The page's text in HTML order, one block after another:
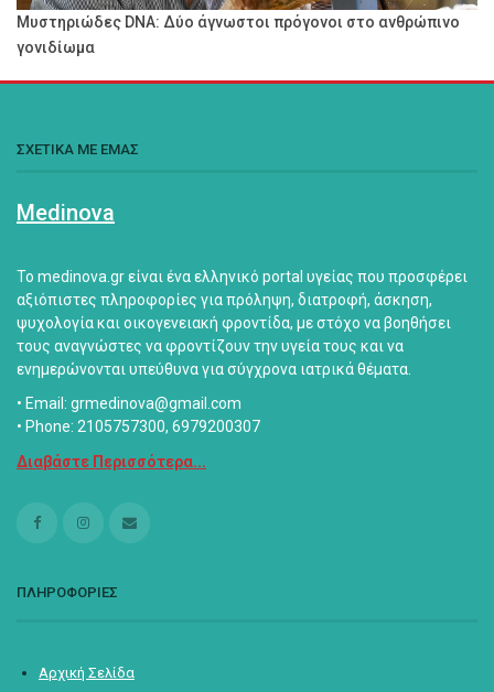
Μυστηριώδες DNA: Δύο άγνωστοι πρόγονοι στο ανθρώπινο
γονιδίωμα
ΣΧΕΤΙΚΑ ΜΕ ΕΜΑΣ
Medinova
Το medinova.gr είναι ένα ελληνικό portal υγείας που προσφέρει
αξιόπιστες πληροφορίες για πρόληψη, διατροφή, άσκηση,
ψυχολογία και οικογενειακή φροντίδα, με στόχο να βοηθήσει
τους αναγνώστες να φροντίζουν την υγεία τους και να
ενημερώνονται υπεύθυνα για σύγχρονα ιατρικά θέματα.
• Email: grmedinova@gmail.com
• Phone: 2105757300, 6979200307
Διαβάστε Περισσότερα...
ΠΛΗΡΟΦΟΡΙΕΣ
Αρχική Σελίδα